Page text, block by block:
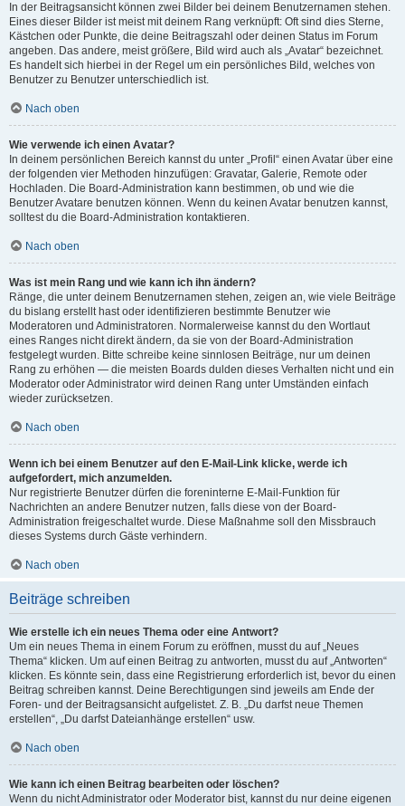
In der Beitragsansicht können zwei Bilder bei deinem Benutzernamen stehen.
Eines dieser Bilder ist meist mit deinem Rang verknüpft: Oft sind dies Sterne,
Kästchen oder Punkte, die deine Beitragszahl oder deinen Status im Forum
angeben. Das andere, meist größere, Bild wird auch als „Avatar“ bezeichnet.
Es handelt sich hierbei in der Regel um ein persönliches Bild, welches von
Benutzer zu Benutzer unterschiedlich ist.
Nach oben
Wie verwende ich einen Avatar?
In deinem persönlichen Bereich kannst du unter „Profil“ einen Avatar über eine
der folgenden vier Methoden hinzufügen: Gravatar, Galerie, Remote oder
Hochladen. Die Board-Administration kann bestimmen, ob und wie die
Benutzer Avatare benutzen können. Wenn du keinen Avatar benutzen kannst,
solltest du die Board-Administration kontaktieren.
Nach oben
Was ist mein Rang und wie kann ich ihn ändern?
Ränge, die unter deinem Benutzernamen stehen, zeigen an, wie viele Beiträge
du bislang erstellt hast oder identifizieren bestimmte Benutzer wie
Moderatoren und Administratoren. Normalerweise kannst du den Wortlaut
eines Ranges nicht direkt ändern, da sie von der Board-Administration
festgelegt wurden. Bitte schreibe keine sinnlosen Beiträge, nur um deinen
Rang zu erhöhen — die meisten Boards dulden dieses Verhalten nicht und ein
Moderator oder Administrator wird deinen Rang unter Umständen einfach
wieder zurücksetzen.
Nach oben
Wenn ich bei einem Benutzer auf den E-Mail-Link klicke, werde ich
aufgefordert, mich anzumelden.
Nur registrierte Benutzer dürfen die foreninterne E-Mail-Funktion für
Nachrichten an andere Benutzer nutzen, falls diese von der Board-
Administration freigeschaltet wurde. Diese Maßnahme soll den Missbrauch
dieses Systems durch Gäste verhindern.
Nach oben
Beiträge schreiben
Wie erstelle ich ein neues Thema oder eine Antwort?
Um ein neues Thema in einem Forum zu eröffnen, musst du auf „Neues
Thema“ klicken. Um auf einen Beitrag zu antworten, musst du auf „Antworten“
klicken. Es könnte sein, dass eine Registrierung erforderlich ist, bevor du einen
Beitrag schreiben kannst. Deine Berechtigungen sind jeweils am Ende der
Foren- und der Beitragsansicht aufgelistet. Z. B. „Du darfst neue Themen
erstellen“, „Du darfst Dateianhänge erstellen“ usw.
Nach oben
Wie kann ich einen Beitrag bearbeiten oder löschen?
Wenn du nicht Administrator oder Moderator bist, kannst du nur deine eigenen